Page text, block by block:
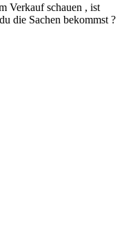
Verkauf schauen , ist
die Sachen bekommst ?